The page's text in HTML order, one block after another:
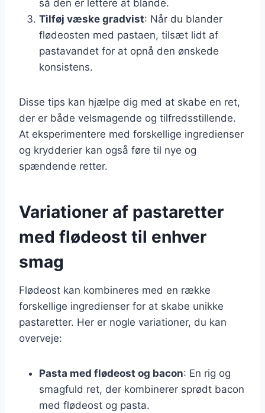
så den er lettere at blande.
Tilføj væske gradvist: Når du blander
flødeosten med pastaen, tilsæt lidt af
pastavandet for at opnå den ønskede
konsistens.
Disse tips kan hjælpe dig med at skabe en ret,
der er både velsmagende og tilfredsstillende.
At eksperimentere med forskellige ingredienser
og krydderier kan også føre til nye og
spændende retter.
Variationer af pastaretter
med flødeost til enhver
smag
Flødeost kan kombineres med en række
forskellige ingredienser for at skabe unikke
pastaretter. Her er nogle variationer, du kan
overveje:
Pasta med flødeost og bacon: En rig og
smagfuld ret, der kombinerer sprødt bacon
med flødeost og pasta.